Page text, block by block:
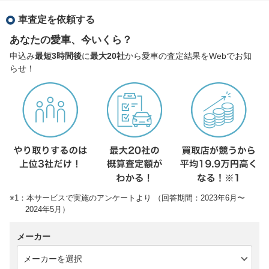
車査定を依頼する
あなたの愛車、今いくら？
申込み最短3時間後に最大20社から愛車の査定結果をWebでお知
らせ！
※1：本サービスで実施のアンケートより （回答期間：2023年6月〜
2024年5月）
メーカー